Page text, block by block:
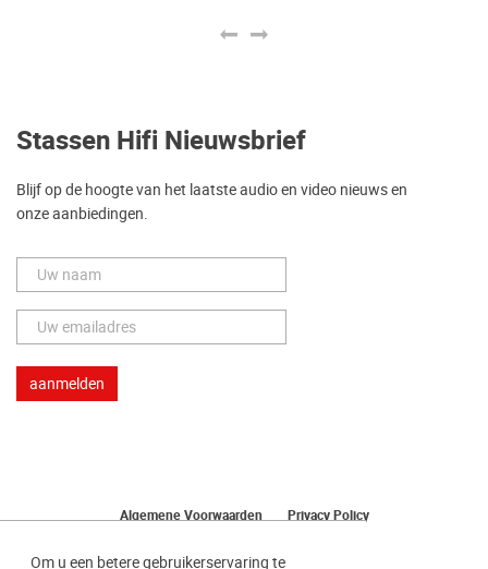
Om u een betere gebruikerservaring te
Stassen Hifi Nieuwsbrief
Blijf op de hoogte van het laatste audio en video nieuws en
onze aanbiedingen.
Algemene Voorwaarden
Privacy Policy